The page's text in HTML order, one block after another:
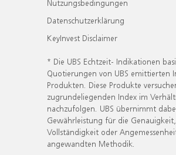
Nutzungsbedingungen
Datenschutzerklärung
KeyInvest Disclaimer
* Die UBS Echtzeit- Indikationen
Quotierungen von UBS emittierten
Produkten. Diese Produkte
zugrundeliegenden Index im
nachzufolgen. UBS übernimmt
Gewährleistung für die Genauigkeit,
Vollständigkeit oder
angewandten Methodik.